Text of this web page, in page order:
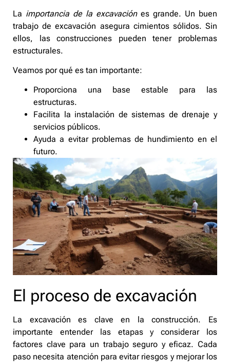
La importancia de la excavaciónes grande. Un buen
trabajo de excavación asegura cimientos sólidos. Sin
ellos, las construcciones pueden tener problemas
estructurales.
Veamos por qué es tan importante:
Proporciona una base estable para las
estructuras.
Facilita la instalación de sistemas de drenaje y
servicios públicos.
Ayuda a evitar problemas de hundimiento en el
futuro.
El proceso de excavación
La excavación es clave en la construcción. Es
importante entender las etapas y considerar los
factores clave para un trabajo seguro y eficaz. Cada
paso necesita atención para evitar riesgos y mejorar los